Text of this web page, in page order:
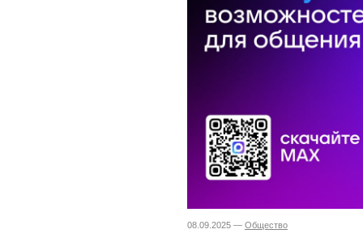
08.09.2025 — Общество